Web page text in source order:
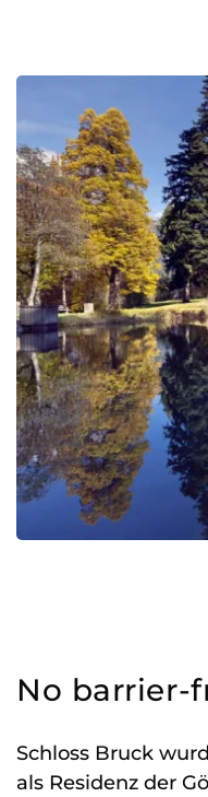
No barrier-
Schloss Bruck
als Residenz der